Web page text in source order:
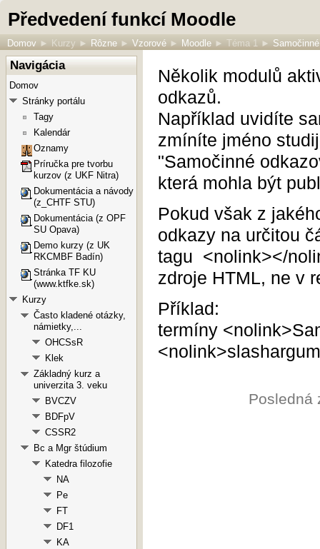
Předvedení funkcí Moodle
Domov ► Kurzy ► Rôzne ► Vzorové ► Moodle ► Téma 1 ►
Několik modulů
odkazů.
Například uvidíte
zmíníte jméno
"Samočinné
která mohla být
Pokud však z
odkazy na určitou
tagu <nolink></
zdroje HTML, ne v
Příklad:
termíny <nolink>
<nolink>
Posledná
Navigácia
Domov
Stránky portálu
Tagy
Kalendár
Oznamy
Príručka pre tvorbu
kurzov (z UKF Nitra)
Dokumentácia a návody
(z_CHTF STU)
Dokumentácia (z OPF
SU Opava)
Demo kurzy (z UK
RKCMBF Badín)
Stránka TF KU
(www.ktfke.sk)
Kurzy
Často kladené otázky,
námietky,...
OHCSsR
Klek
Základný kurz a
univerzita 3. veku
BVCZV
BDFpV
CSSR2
Bc a Mgr štúdium
Katedra filozofie
NA
Pe
FT
DF1
KA